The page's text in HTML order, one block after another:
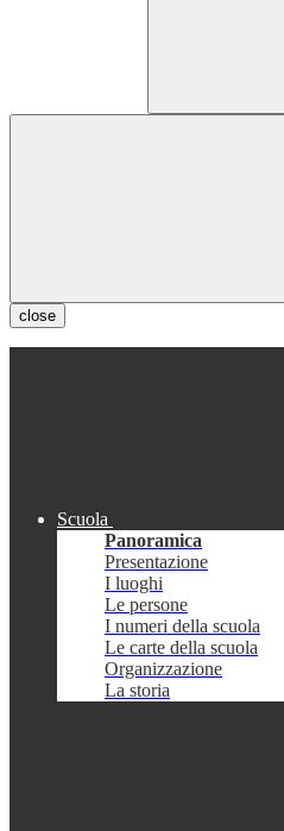
close
Scuola
Panoramica
Presentazione
I luoghi
Le persone
I numeri della scuola
Le carte della scuola
Organizzazione
La storia